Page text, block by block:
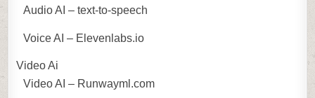
Audio AI – text-to-speech
Voice AI – Elevenlabs.io
Video Ai
Video AI – Runwayml.com